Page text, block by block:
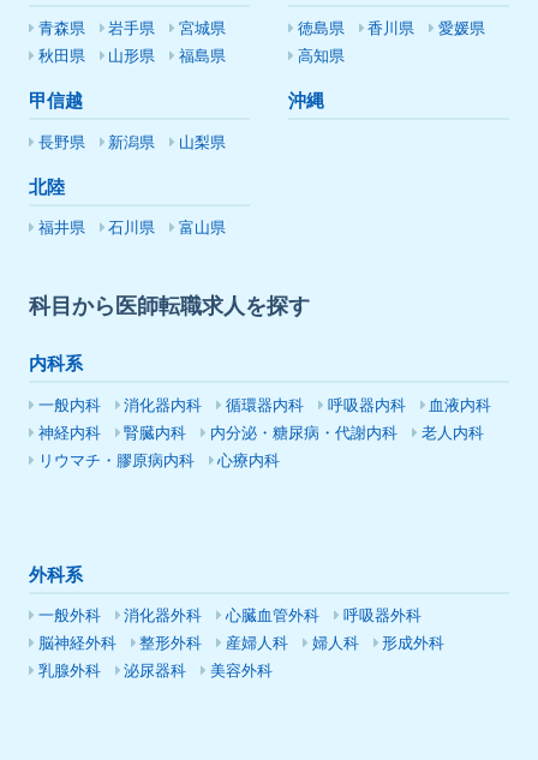
青森県 岩手県
宮城県
秋田県
山形県 福島県
甲信越
長野県 新潟県 山梨県
北陸
福井県 石川県 富山県
徳島県 香川県
愛媛県
高知県
沖縄
科目から医師転職求人を探す
内科系
一般内科 消化器内科 循環器内科 呼吸器内科
血液内科
神経内科
腎臓内科 内分泌・糖尿病・代謝内科
老人内科
リウマチ・膠原病内科
心療内科
外科系
一般外科 消化器外科 心臓血管外科
呼吸器外科
脳神経外科
整形外科 産婦人科 婦人科
形成外科
乳腺外科
泌尿器科 美容外科